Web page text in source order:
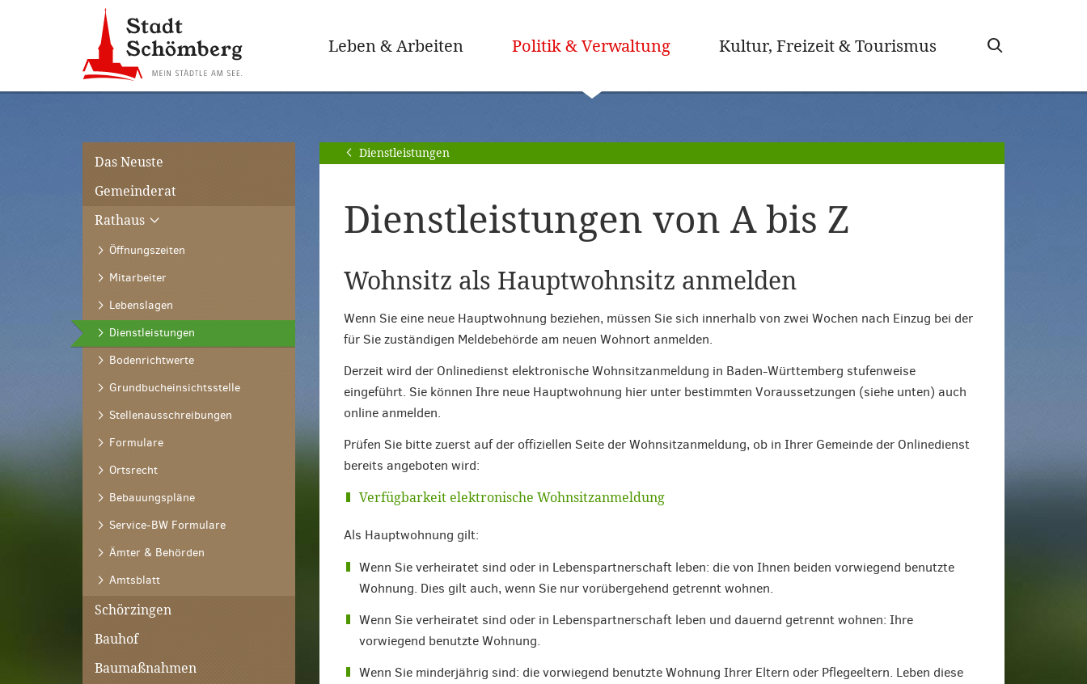
Hauptnavigation
[0]
[1]
Leben & Arbeiten Politik & Verwaltung(ausgewählt)Kultur, Freizeit & Tourismus
Das Neuste
Gemeinderat
Rathaus
Öffnungszeiten
Mitarbeiter
Lebenslagen
Dienstleistungen
Bodenrichtwerte
Grundbucheinsichtsstelle
Stellenausschreibungen
Formulare
Ortsrecht
Bebauungspläne
Service-BW Formulare
Ämter & Behörden
Amtsblatt
Schörzingen
Bauhof
Baumaßnahmen
Dienstleistungen
Dienstleistungen von A bis Z
Wohnsitz als Hauptwohnsitz anmelden
Wenn Sie eine neue Hauptwohnung beziehen, müssen Sie sich innerhalb von zwei Wochen nach Einzug bei der
für Sie zuständigen Meldebehörde am neuen Wohnort anmelden.
Derzeit wird der Onlinedienst elektronische Wohnsitzanmeldung in Baden-Württemberg stufenweise
eingeführt. Sie können Ihre neue Hauptwohnung hier unter bestimmten Voraussetzungen (siehe unten) auch
online anmelden.
Prüfen Sie bitte zuerst auf der offiziellen Seite der Wohnsitzanmeldung, ob in Ihrer Gemeinde der Onlinedienst
bereits angeboten wird:
Verfügbarkeit elektronische Wohnsitzanmeldung
Als Hauptwohnung gilt:
Wenn Sie verheiratet sind oder in Lebenspartnerschaft leben: die von Ihnen beiden vorwiegend benutzte
Wohnung. Dies gilt auch, wenn Sie nur vorübergehend getrennt wohnen.
Wenn Sie verheiratet sind oder in Lebenspartnerschaft leben und dauernd getrennt wohnen: Ihre
vorwiegend benutzte Wohnung.
Wenn Sie minderjährig sind: die vorwiegend benutzte Wohnung Ihrer Eltern oder Pflegeeltern. Leben diese